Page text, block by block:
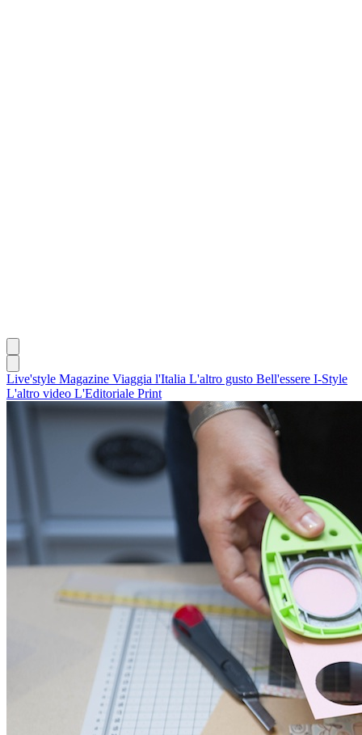
Live'style Magazine Viaggia l'Italia L'altro gusto Bell'essere I-Style
L'altro video L'Editoriale Print